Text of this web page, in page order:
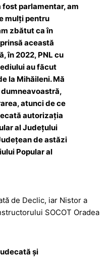
parlamentar, am
mulți pentru
zbătut ca în
această
în 2022, PNL cu
au făcut
la Mihăileni. Mă
atunci de ce
autorizația
al Județului
de astăzi
Popular al
de Declic, iar Nistor a
SOCOT Oradea
și